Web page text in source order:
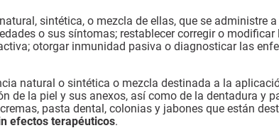
sintética, o mezcla de ellas, que se administre
o sus síntomas; restablecer corregir o modificar
otorgar inmunidad pasiva o diagnosticar las
natural o sintética o mezcla destinada a la
de la piel y sus anexos, así como de la dentadura y
pasta dental, colonias y jabones que están
efectos terapéuticos.